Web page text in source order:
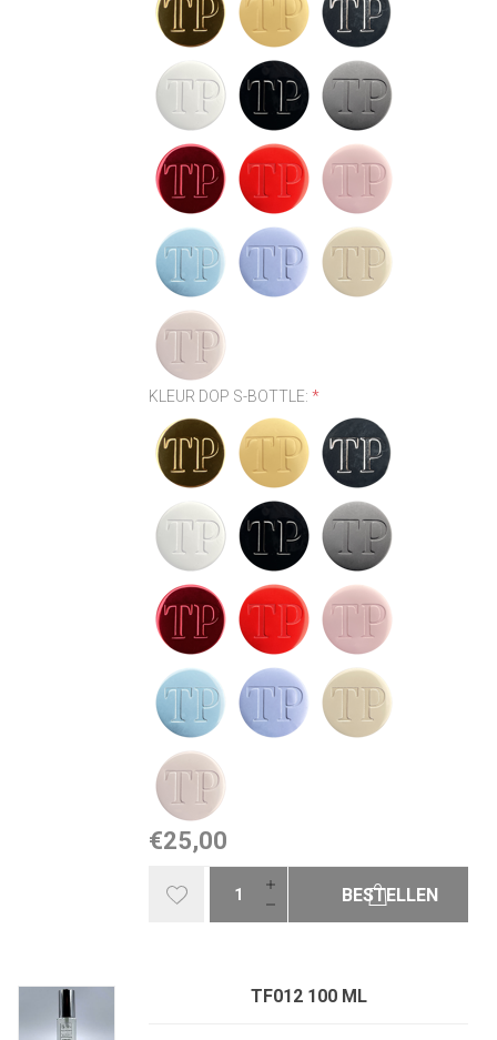
KLEUR DOP S-BOTTLE:*
€25,00
BESTELLEN
TF012 100 ML